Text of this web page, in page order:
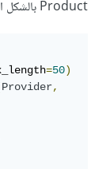
Product بالشكل التالي:
=50)
Provider,